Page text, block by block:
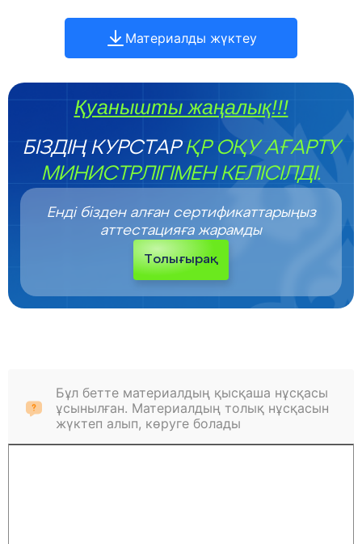
Материалды жүктеу
Қуанышты жаңалық!!!
БІЗДІҢ КУРСТАРҚР ОҚУ АҒАРТУ
МИНИСТРЛІГІМЕН КЕЛІСІЛДІ.
Енді бізден алған сертификаттарыңыз
аттестацияға жарамды
Толығырақ
Бұл бетте материалдың қысқаша нұсқасы
ұсынылған. Материалдың толық нұсқасын
жүктеп алып, көруге болады